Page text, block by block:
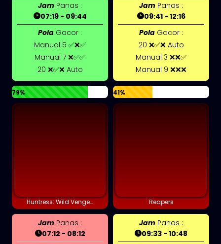
Jam Panas :
07:19 - 09:44
Pola Gacor :
Manual 5 ✅❌✅
Manual 7 ❌✅✅
20 ❌✅❌ Auto
79%
Jam Panas :
09:41 - 12:16
Pola Gacor :
20 ❌✅❌ Auto
Manual 3 ❌❌✅
Manual 9 ❌❌❌
41%
Huntress: Wild Vengeance
Jam Panas :
07:12 - 08:12
Reapers
Jam Panas :
09:33 - 10:48